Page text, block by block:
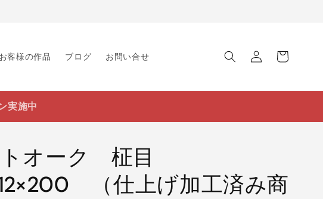
お客様の作品 ブログ お問い合せ
グ
イ
ー
実施中
トオーク 柾目
（仕上げ加工済み商